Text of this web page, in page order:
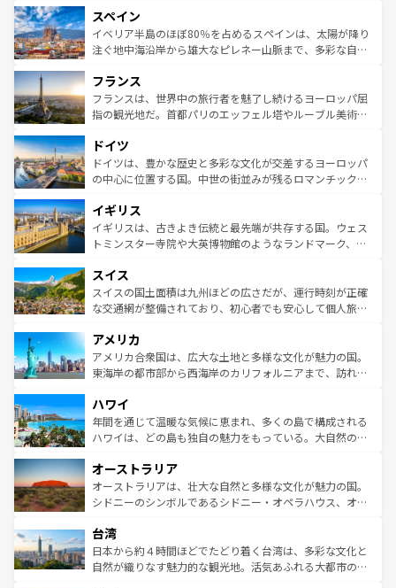
ろん、トスカーナの美しい田園風景やアマルフィ海岸の絶
景など、自然景観も見逃せない。観光の合間には、本場の
ピザやパスタなど、絶品のイタリア料理を堪能することも
ませてくれるイタリアで、忘れられない旅をしてみよう！
なお、新着のイタリア情報はコンテンツ一覧 を参照してほ
しい。
スペイン
イベリア半島のほぼ80％を占めるスペインは、太陽が降り
注ぐ地中海沿岸から雄大なピレネー山脈まで、多彩な自然
文化が根付くこの国では、情熱的なフラメンコ、熱気あふ
れる闘牛、そして美味しいタパスが生活の一部となってい
る。首都マドリードの洗練された雰囲気や、バルセロナの
の城塞都市、穏やかなビーチリゾートまで多彩な表情を見
せる。地方によって風土や気候が異なるスペインはその個
性で訪れる人を魅了する。 なお、新着のスペイン情報はコ
フランス
フランスは、世界中の旅行者を魅了し続けるヨーロッパ屈
指の観光地だ。首都パリのエッフェル塔やルーブル美術館
で、幅広い魅力が詰まっている。華麗な宮殿、歴史的な大
聖堂、美しいビーチ、そして豊かな自然が、訪れる者を心
から魅了する。また、フランスは美食の国としても知ら
いる。シャンパンの発祥地であるランス、プロヴァンスの
香り高いラベンダー畑など、多彩な楽しみ方が可能だ。さ
らに、パリ以外の地域にも魅力が溢れており、どの街角に
れる地方に足を運ぶとそれぞれで全く異なる文化を体験で
きるだろう。 なお、新着のフランス情報はコンテンツ一覧
を参照してほしい。
ドイツ
ドイツは、豊かな歴史と多彩な文化が交差するヨーロッパ
の中心に位置する国。中世の街並みが残るロマンチック街
顔を持つこの国は、どこを歩いても飽きることがない。ベ
ルリンの文化的活気、バイエルン州のアルプスの絶景、そ
してライン川沿いのワイン畑といった風景は必見。ビール
は、お酒好きな人にはぜひ体験してほしい。 なお、新着の
ドイツ情報はコンテンツ一覧を参照してほしい。
イギリス
イギリスは、古きよき伝統と最先端が共存する国。ウェス
トミンスター寺院や大英博物館のようなランドマーク、歴
リアごとに異なる魅力がある。また、優雅なアフタヌーン
ティー、ビール好きにはたまらない英国パブ、サッカー観
戦など、本場だからこそできる体験も豊富。イギリスを旅
ンツ一覧を参照してほしい。
スイス
スイスの国土面積は九州ほどの広さだが、運行時刻が正確
な交通網が整備されており、初心者でも安心して個人旅行
の建物がそのまま残る町や、スイスならではのユニークな
博物館もあり、アルプス観光だけでなく町歩きも満喫する
ことができる。国民の所得が高いため物価も高いが、旅行
ば市内交通費無料で観光を楽しむこともできる。 なお、新
着のスイス情報はコンテンツ一覧 を参照してほしい。
アメリカ
アメリカ合衆国は、広大な土地と多様な文化が魅力の国。
東海岸の都市部から西海岸のカリフォルニアまで、訪れる
のような巨大都市は、観光、ショッピング、エンターテイ
ンメントが詰まった刺激的なスポットだ。一方、アメリカ
西部には大自然が広がり、グランドキャニオンやイエロー
部のニューオーリンズでは、音楽と美食が融合した独特の
文化が魅力。旅行者はアメリカの各地域で異なる魅力を楽
しみながら、その多様性と豊かな歴史を感じることができ
ならではの贅沢な旅のスタイルだ。 なお、新着のアメリカ
情報はコンテンツ一覧を参照してほしい。
ハワイ
年間を通じて温暖な気候に恵まれ、多くの島で構成される
ハワイは、どの島も独自の魅力をもっている。大自然の神
ワイ島は見逃せない。また、定番の観光地といえばオアフ
島だが、静かな自然を求めるならマウイ島やカウアイ島が
おすすめ。エメラルドグリーンに輝く海をはじめ、豊かな
れるおもてなしの心で訪れる人々を迎えてくれるハワイの
人々、おいしいローカルフードやハワイアンミュージッ
ク、伝統的なフラダンスなど、すべてがハワイの魅力を彩
オーストラリア
オーストラリアは、壮大な自然と多様な文化が魅力の国。
シドニーのシンボルであるシドニー・オペラハウス、オー
リアリーフや大陸中央部にそびえるウルル（エアーズロッ
ク）、タスマニアの美しい原生林やケアンズの熱帯雨林な
ど、見どころがたくさん。また、カフェやワイン、オージ
台湾
日本から約４時間ほどでたどり着く台湾は、多彩な文化と
自然が織りなす魅力的な観光地。活気あふれる大都市の台